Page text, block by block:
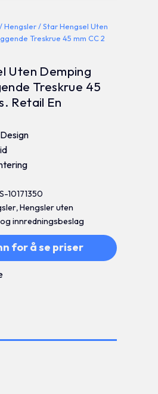
/Hengsler/ Star Hengsel Uten
Treskrue 45 mm CC 2
Uten Demping
Treskrue 45
Retail En
S-10171350
,Hengsler uten
innredningsbeslag
for å se priser